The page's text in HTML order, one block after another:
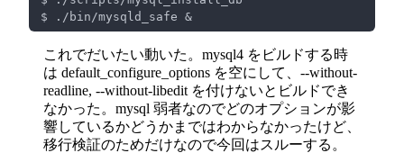
これでだいたい動いた。mysql4 をビルドする時
は default_configure_options を空にして、--without-
readline, --without-libedit を付けないとビルドでき
なかった。mysql 弱者なのでどのオプションが影
響しているかどうかまではわからなかったけど、
移行検証のためだけなので今回はスルーする。